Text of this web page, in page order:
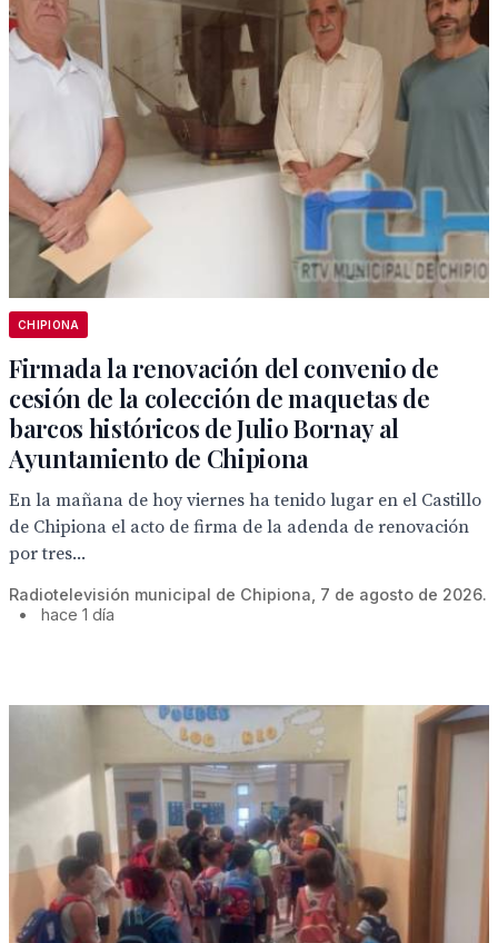
CHIPIONA
Firmada la renovación del convenio de
cesión de la colección de maquetas de
barcos históricos de Julio Bornay al
Ayuntamiento de Chipiona
En la mañana de hoy viernes ha tenido lugar en el Castillo
de Chipiona el acto de firma de la adenda de renovación
por tres...
Radiotelevisión municipal de Chipiona, 7 de agosto de 2026.
•
hace 1 día